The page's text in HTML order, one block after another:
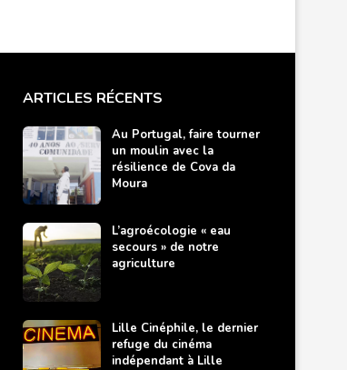
Ludibreak, un café
Power of Moss : de la
Tatouage de téton en 3D
ARTICLES RÉCENTS
Au Portugal, faire tourner
un moulin avec la
résilience de Cova da
Moura
L’agroécologie « eau
secours » de notre
agriculture
Lille Cinéphile, le dernier
refuge du cinéma
indépendant à Lille